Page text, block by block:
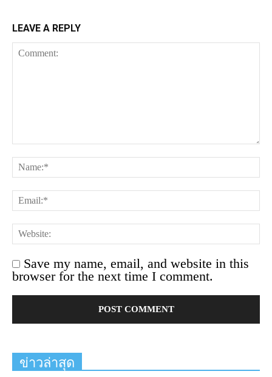
LEAVE A REPLY
Save my name, email, and website in this
browser for the next time I comment.
ข่าวล่าสุด